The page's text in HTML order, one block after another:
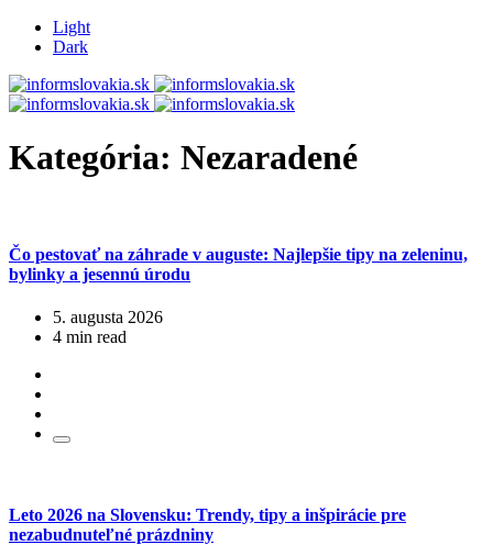
Light
Dark
Kategória: Nezaradené
Čo pestovať na záhrade v auguste: Najlepšie tipy na zeleninu,
bylinky a jesennú úrodu
5. augusta 2026
4 min read
Leto 2026 na Slovensku: Trendy, tipy a inšpirácie pre
nezabudnuteľné prázdniny